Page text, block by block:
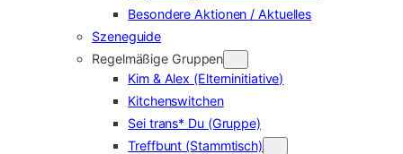
Besondere Aktionen / Aktuelles
Szeneguide
Regelmäßige Gruppen
Kim & Alex (Elterninitiative)
Kitchenswitchen
Sei trans* Du (Gruppe)
Treffbunt (Stammtisch)